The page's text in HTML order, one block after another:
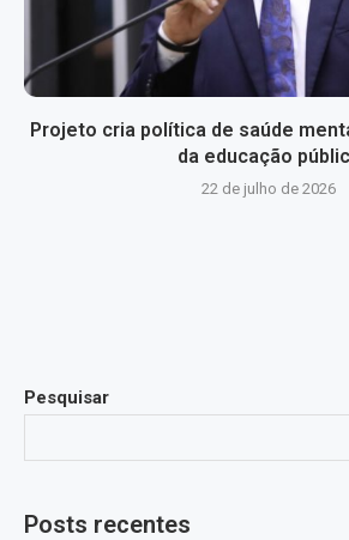
Projeto cria política de saúde
da educação
22 de julho de 2026
Pesquisar
Posts recentes